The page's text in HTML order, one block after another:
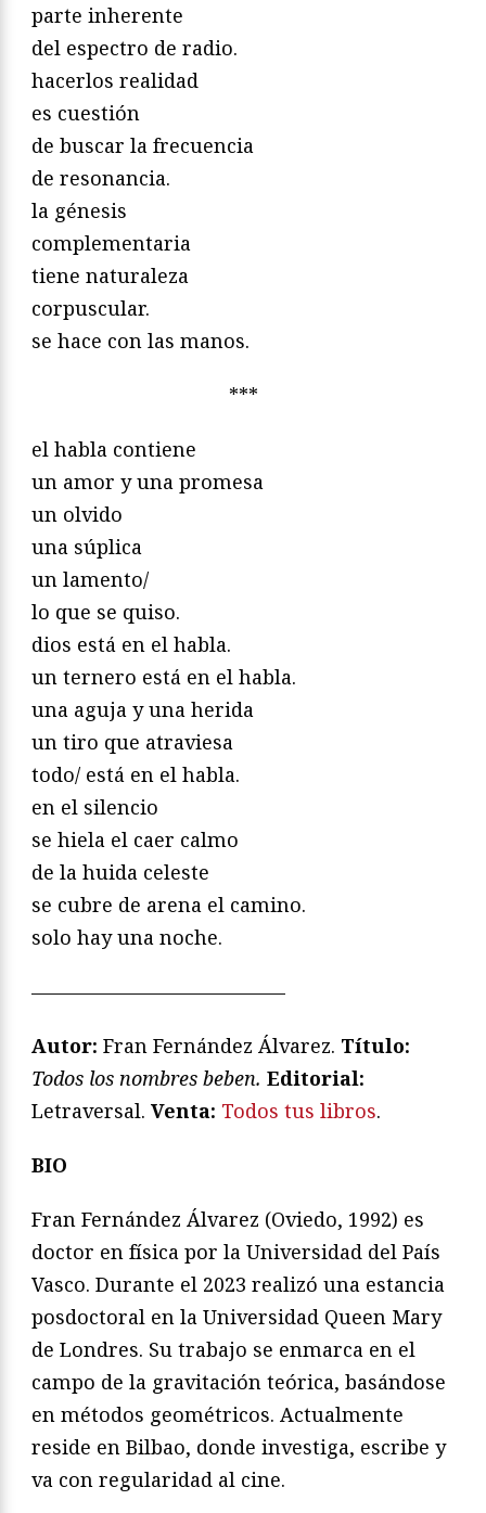
parte inherente
del espectro de radio.
hacerlos realidad
es cuestión
de buscar la frecuencia
de resonancia.
la génesis
complementaria
tiene naturaleza
corpuscular.
se hace con las manos.
***
el habla contiene
un amor y una promesa
un olvido
una súplica
un lamento/
lo que se quiso.
dios está en el habla.
un ternero está en el habla.
una aguja y una herida
un tiro que atraviesa
todo/ está en el habla.
en el silencio
se hiela el caer calmo
de la huida celeste
se cubre de arena el camino.
solo hay una noche.
—————————————
Autor: Fran Fernández Álvarez. Título:
Todos los nombres beben. Editorial:
Letraversal. Venta: Todos tus libros.
BIO
Fran Fernández Álvarez (Oviedo, 1992) es
doctor en física por la Universidad del País
Vasco. Durante el 2023 realizó una estancia
posdoctoral en la Universidad Queen Mary
de Londres. Su trabajo se enmarca en el
campo de la gravitación teórica, basándose
en métodos geométricos. Actualmente
reside en Bilbao, donde investiga, escribe y
va con regularidad al cine.